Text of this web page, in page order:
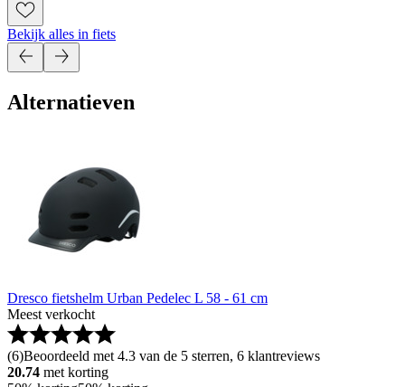
Bekijk alles in fiets
Alternatieven
Dresco fietshelm Urban Pedelec L 58 - 61 cm
Meest verkocht
(6)Beoordeeld met 4.3 van de 5 sterren, 6 klantreviews
20.74 met korting